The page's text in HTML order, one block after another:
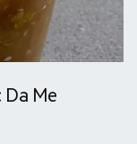
Da Me